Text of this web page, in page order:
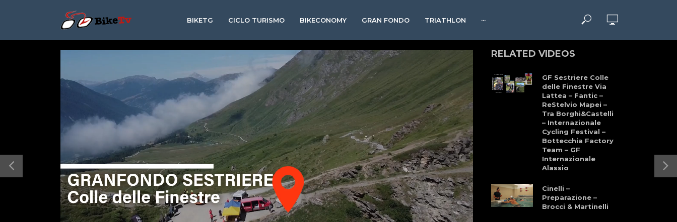
BIKETG CICLO TURISMO BIKECONOMY GRAN FONDO TRIATHLON ···
RELATED VIDEOS
GF Sestriere Colle
delle Finestre Via
Lattea – Fantic –
ReStelvio Mapei –
Tra Borghi&Castelli
– Internazionale
Cycling Festival –
Bottecchia Factory
Team – GF
Internazionale
Alassio
Cinelli –
Preparazione –
Brocci & Martinelli